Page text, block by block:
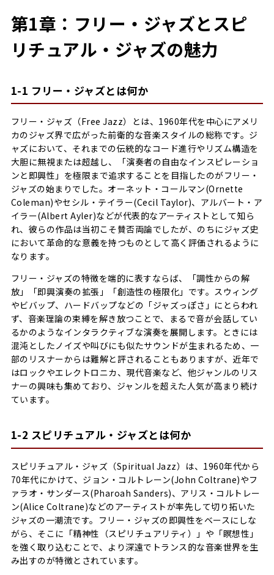
第1章：フリー・ジャズとスピ
リチュアル・ジャズの魅力
1-1 フリー・ジャズとは何か
フリー・ジャズ（Free Jazz）とは、1960年代を中心にアメリ
カのジャズ界で広がった前衛的な音楽スタイルの総称です。ジ
ャズにおいて、それまでの伝統的なコード進行やリズム構造を
大胆に無視または超越し、「演奏者の自由なインスピレーショ
ンと即興性」を極限まで追求することを目指したのがフリー・
ジャズの始まりでした。オーネット・コールマン(Ornette
Coleman)やセシル・テイラー(Cecil Taylor)、アルバート・ア
イラー(Albert Ayler)などが代表的なアーティストとして知ら
れ、彼らの作品は当初こそ賛否両論でしたが、のちにジャズ史
において革命的な意義を持つものとして高く評価されるように
なります。
フリー・ジャズの特徴を端的に表すならば、「調性からの解
放」「即興演奏の拡張」「創造性の極限化」です。スウィング
やビバップ、ハードバップなどの「ジャズっぽさ」にとらわれ
ず、音楽理論の束縛を解き放つことで、まるで音が会話してい
るかのようなインタラクティブな演奏を展開します。ときには
混沌としたノイズや叫びにも似たサウンドが生まれるため、一
部のリスナーからは難解と評されることもありますが、近年で
はロックやエレクトロニカ、現代音楽など、他ジャンルのリス
ナーの興味も集めており、ジャンルを超えた人気が高まり続け
ています。
1-2 スピリチュアル・ジャズとは何か
スピリチュアル・ジャズ（Spiritual Jazz）は、1960年代から
70年代にかけて、ジョン・コルトレーン(John Coltrane)やフ
ァラオ・サンダース(Pharoah Sanders)、アリス・コルトレー
ン(Alice Coltrane)などのアーティストが率先して切り拓いた
ジャズの一潮流です。フリー・ジャズの即興性をベースにしな
がら、そこに「精神性（スピリチュアリティ）」や「瞑想性」
を強く取り込むことで、より深遠でトランス的な音楽世界を生
み出すのが特徴とされています。